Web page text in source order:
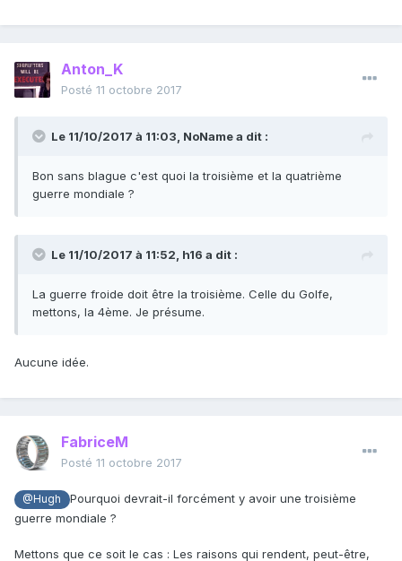
Anton_K
Posté 11 octobre 2017
Le 11/10/2017 à 11:03, NoNamea dit :
Bon sans blague c'est quoi la troisième et la quatrième
guerre mondiale ?
Le 11/10/2017 à 11:52, h16 a dit :
La guerre froide doit être la troisième. Celle du Golfe,
mettons, la 4ème. Je présume.
Aucune idée.
FabriceM
Posté 11 octobre 2017
@Hugh
Pourquoi devrait-il forcément y avoir une troisième
guerre mondiale ?
Mettons que ce soit le cas : Les raisons qui rendent, peut-être,